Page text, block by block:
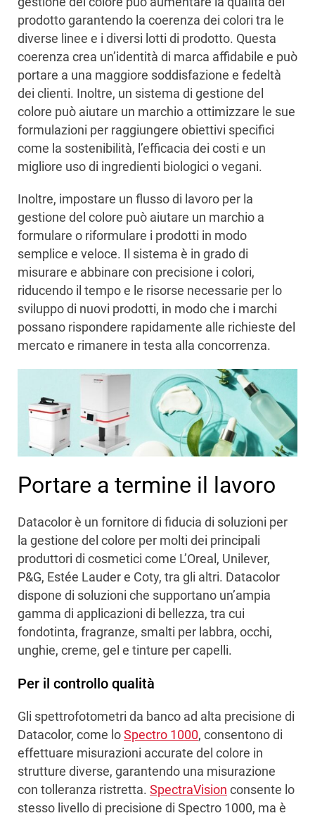
prodotto garantendo la coerenza dei colori tra le
diverse linee e i diversi lotti di prodotto. Questa
coerenza crea un’identità di marca affidabile e può
portare a una maggiore soddisfazione e fedeltà
dei clienti. Inoltre, un sistema di gestione del
colore può aiutare un marchio a ottimizzare le sue
formulazioni per raggiungere obiettivi specifici
come la sostenibilità, l’efficacia dei costi e un
migliore uso di ingredienti biologici o vegani.
Inoltre, impostare un flusso di lavoro per la
gestione del colore può aiutare un marchio a
formulare o riformulare i prodotti in modo
semplice e veloce. Il sistema è in grado di
misurare e abbinare con precisione i colori,
riducendo il tempo e le risorse necessarie per lo
sviluppo di nuovi prodotti, in modo che i marchi
possano rispondere rapidamente alle richieste del
mercato e rimanere in testa alla concorrenza.
Portare a termine il lavoro
Datacolor è un fornitore di fiducia di soluzioni per
la gestione del colore per molti dei principali
produttori di cosmetici come L’Oreal, Unilever,
P&G, Estée Lauder e Coty, tra gli altri. Datacolor
dispone di soluzioni che supportano un’ampia
gamma di applicazioni di bellezza, tra cui
fondotinta, fragranze, smalti per labbra, occhi,
unghie, creme, gel e tinture per capelli.
Per il controllo qualità
Gli spettrofotometri da banco ad alta precisione di
Datacolor, come loSpectro 1000, consentono di
effettuare misurazioni accurate del colore in
strutture diverse, garantendo una misurazione
con tolleranza ristretta. SpectraVision consente lo
stesso livello di precisione di Spectro 1000, ma è